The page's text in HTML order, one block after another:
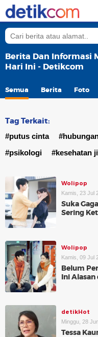
Berita Dan Informasi
Hari Ini - Detikcom
Semua Berita Foto
Tag Terkait:
#putus cinta
#psikologi
#kesehatan
Wolipop
Kamis, 23 Jul
Suka
Sering
Wolipop
Kamis, 09 Jul
Belum
Ini Alasan
detikHot
Minggu, 28
Tessa